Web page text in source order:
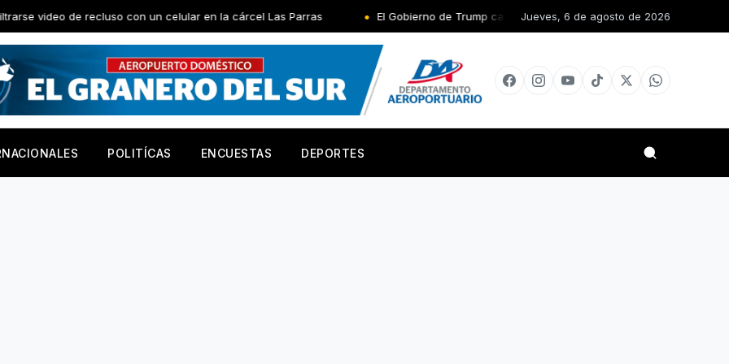
con un celular en la cárcel Las Parras El Gobierno de Trump califica de «oportunidad única» el diálogo en Venezuela entre
Jueves, 6 de agosto de 2026
POLITÍCAS ENCUESTAS DEPORTES